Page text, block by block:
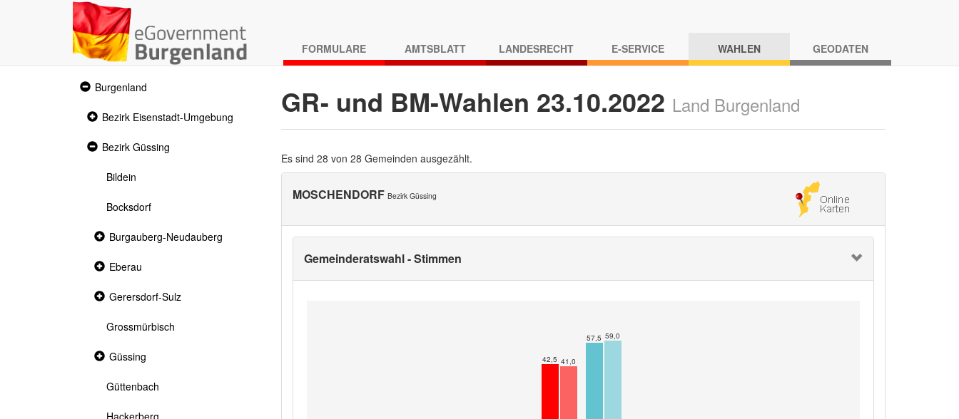
FORMULARE AMTSBLATT LANDESRECHT E-SERVICE WAHLEN GEODATEN
Expanded
section
Burgenland
Collapsed
Bezirk Eisenstadt-Umgebung
Expanded
Bezirk Güssing
Bildein
Bocksdorf
Collapsed
section
Burgauberg-Neudauberg
Collapsed
Eberau
Collapsed
Gerersdorf-Sulz
Grossmürbisch
Collapsed
Güssing
Güttenbach
Hackerberg
GR- und BM-Wahlen 23.10.2022 Land Burgenland
Es sind 28 von 28 Gemeinden ausgezählt.
MOSCHENDORF Bezirk Güssing
Gemeinderatswahl - Stimmen
42,5 41,0
57,5 59,0